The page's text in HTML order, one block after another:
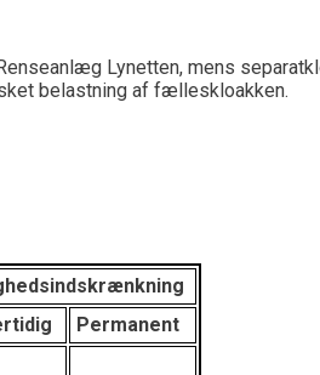
Lynetten, mens
belastning af fælleskloakken.
Permanent